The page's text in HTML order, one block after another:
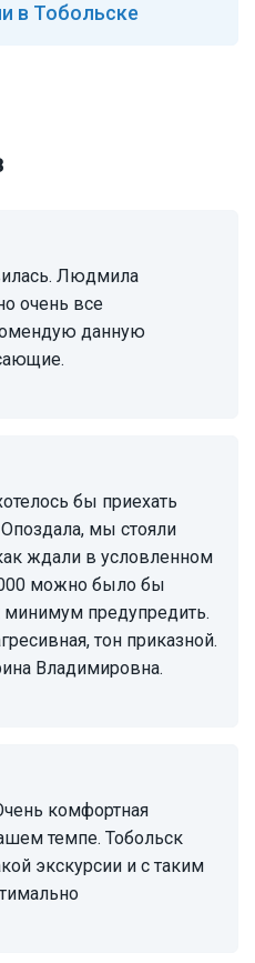
в Тобольске
очень все
данную
мы стояли
ждали в условленном
можно было бы
предупредить.
тон приказной.
Владимировна.
темпе. Тобольск
экскурсии и с таким